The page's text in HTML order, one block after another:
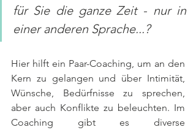
für Sie die ganze Zeit - nur in
einer anderen Sprache...?
Hier hilft ein Paar-Coaching, um an den
Kern zu gelangen und über Intimität,
Wünsche, Bedürfnisse zu sprechen,
aber auch Konflikte zu beleuchten. Im
Coaching gibt es diverse